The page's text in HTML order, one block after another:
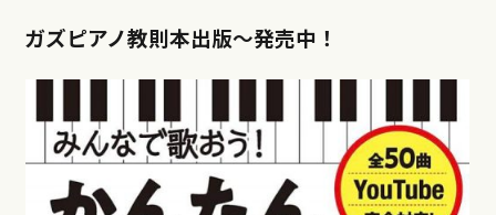
ガズピアノ教則本出版〜発売中！